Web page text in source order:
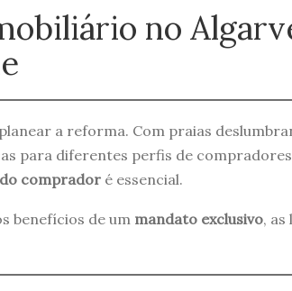
no
a reforma. Com praias
para diferentes perfis de
comprador é essencial.
benefícios de um mandato exclusivo, as